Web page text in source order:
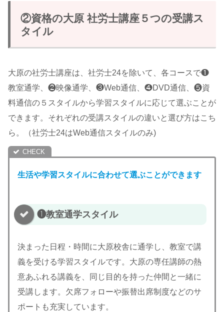
②資格の大原 社労士講座５つの受講ス
タイル
大原の社労士講座は、社労士24を除いて、各コースで❶
教室通学、❷映像通学、❸Web通信、❹DVD通信、❺資
料通信の５スタイルから学習スタイルに応じて選ぶことが
できます。それぞれの受講スタイルの違いと選び方はこち
ら。（社労士24はWeb通信スタイルのみ)
生活や学習スタイルに合わせて選ぶことができます
❶教室通学スタイル
決まった日程・時間に大原校舎に通学し、教室で講
義を受ける学習スタイルです。大原の専任講師の熱
意あふれる講義を、同じ目的を持った仲間と一緒に
受講します。欠席フォローや振替出席制度などのサ
ポートも充実しています。